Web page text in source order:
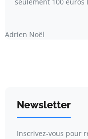
Adrien Noël
Newsletter
Inscrivez-vous pour